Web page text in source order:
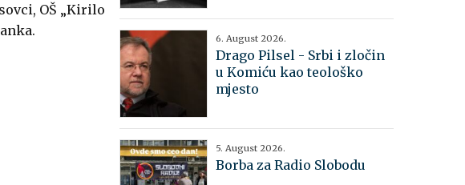
OŠ „Kirilo
6. August 2026.
Drago Pilsel - Srbi i zločin
u Komiću kao teološko
mjesto
5. August 2026.
Borba za Radio Slobodu